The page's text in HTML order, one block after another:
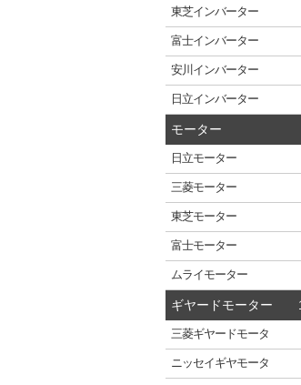
東芝インバーター
富士インバーター
安川 インバーター
日立インバーター
モーター
日立モーター
三菱モーター
東芝モーター
富士モーター
ムライモーター
ギヤードモーター
三菱ギヤードモータ
ニッセイギヤモータ